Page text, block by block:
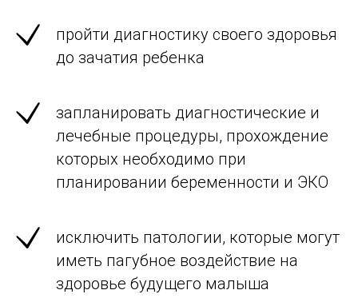
пройти диагностику своего здоровья
до зачатия ребенка
запланировать диагностические и
лечебные процедуры, прохождение
которых необходимо при
планировании беременности и ЭКО
исключить патологии, которые могут
иметь пагубное воздействие на
здоровье будущего малыша